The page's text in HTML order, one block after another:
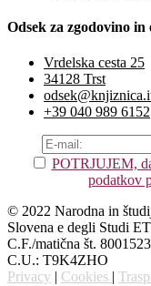
Odsek za zgodovino
Vrdelska cesta 25
34128 Trst
+39 040 989 6152
POTRJUJEM,
podatkov
© 2022 Narodna in
Slovena e degli Studi
C.F./matična št.
C.U.: T9K4ZHO
Privacy | Cookies |